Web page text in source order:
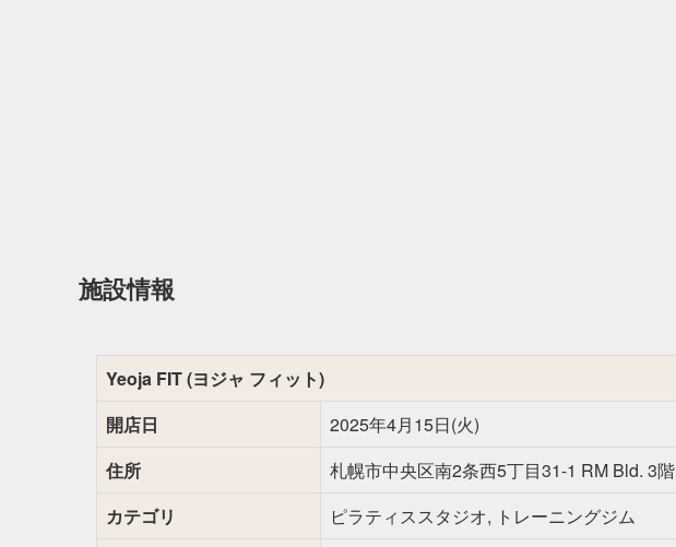
施設情報
Yeoja FIT (ヨジャ フィット)
開店日
2025年4月15日(火)
住所
札幌市中央区南2条西5丁目31-1 RM Bld. 3階
カテゴリ
ピラティススタジオ, トレーニングジム